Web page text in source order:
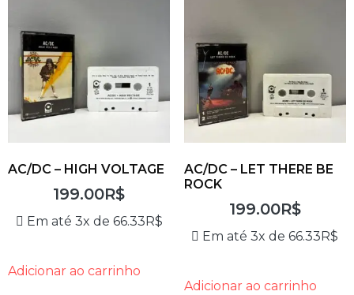
AC/DC – HIGH VOLTAGE
199.00R$
Em até 3x de 66.33R$
Adicionar ao carrinho
AC/DC – LET THERE BE
ROCK
199.00R$
Em até 3x de66.33R$
Adicionar ao carrinho